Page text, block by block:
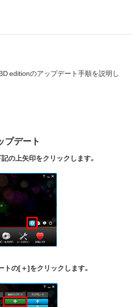
editionのアップデート手順を説明し
プデート
の上矢印をクリックします。
の[＋]をクリックします。